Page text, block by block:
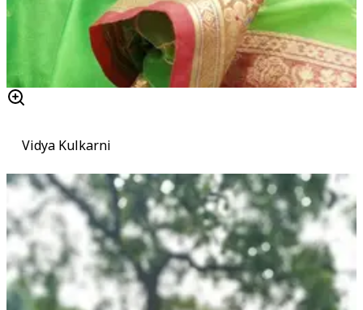
Vidya Kulkarni